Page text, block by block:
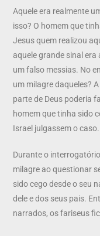
Aquele era realmente
isso? O homem que
Jesus quem realizou
aquele grande sinal
um falso messias. No
um milagre daqueles?
parte de Deus poderia
homem que tinha sido
Israel julgassem o
Durante o
milagre ao questionar
sido cego desde o seu
dele e dos seus pais.
narrados, os fariseus